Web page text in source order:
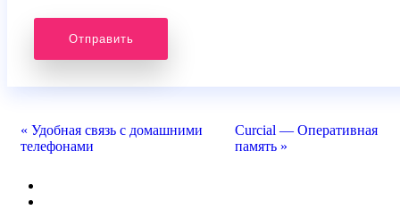
« Удобная связь с домашними
телефонами
Curcial — Оперативная
память »